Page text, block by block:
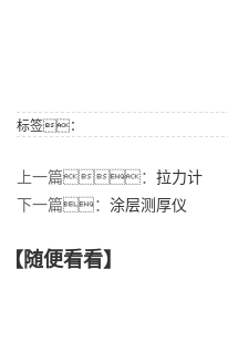
标签：
上一篇： 拉力计
下一篇： 涂层测厚仪
【随便看看】